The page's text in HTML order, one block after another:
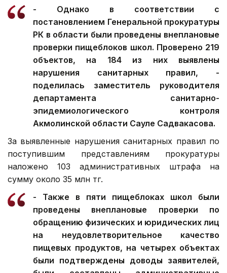
- Однако в соответствии с
постановлением Генеральной прокуратуры
РК в области были проведены внеплановые
проверки пищеблоков школ. Проверено 219
объектов, на 184 из них выявлены
нарушения санитарных правил, -
поделилась заместитель руководителя
департамента санитарно-
эпидемиологического контроля
Акмолинской области Сауле Садвакасова.
За выявленные нарушения санитарных правил по
поступившим представлениям прокуратуры
наложено 103 административных штрафа на
сумму около 35 млн тг.
- Также в пяти пищеблоках школ были
проведены внеплановые проверки по
обращению физических и юридических лиц
на неудовлетворительное качество
пищевых продуктов, на четырех объектах
были подтверждены доводы заявителей,